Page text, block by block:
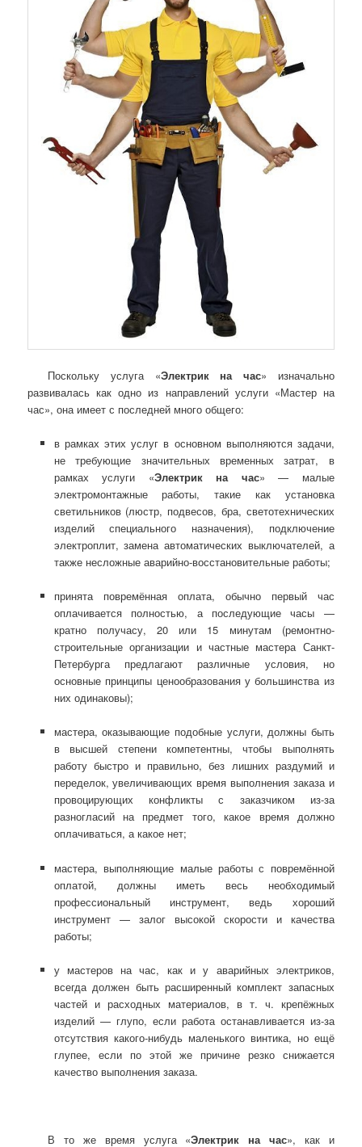
Поскольку услуга «Электрик на час» изначально
развивалась как одно из направлений услуги «Мастер на
час», она имеет с последней много общего:
в рамках этих услуг в основном выполняются задачи,
не требующие значительных временных затрат, в
рамках услуги «Электрик на час» — малые
электромонтажные работы, такие как установка
светильников (люстр, подвесов, бра, светотехнических
изделий специального назначения), подключение
электроплит, замена автоматических выключателей, а
также несложные аварийно-восстановительные работы;
принята повремённая оплата, обычно первый час
оплачивается полностью, а последующие часы —
кратно получасу, 20 или 15 минутам (ремонтно-
строительные организации и частные мастера Санкт-
Петербурга предлагают различные условия, но
основные принципы ценообразования у большинства из
них одинаковы);
мастера, оказывающие подобные услуги, должны быть
в высшей степени компетентны, чтобы выполнять
работу быстро и правильно, без лишних раздумий и
переделок, увеличивающих время выполнения заказа и
провоцирующих конфликты с заказчиком из-за
разногласий на предмет того, какое время должно
оплачиваться, а какое нет;
мастера, выполняющие малые работы с повремённой
оплатой, должны иметь весь необходимый
профессиональный инструмент, ведь хороший
инструмент — залог высокой скорости и качества
работы;
у мастеров на час, как и у аварийных электриков,
всегда должен быть расширенный комплект запасных
частей и расходных материалов, в т. ч. крепёжных
изделий — глупо, если работа останавливается из-за
отсутствия какого-нибудь маленького винтика, но ещё
глупее, если по этой же причине резко снижается
качество выполнения заказа.
В то же время услуга «Электрик на час», как и